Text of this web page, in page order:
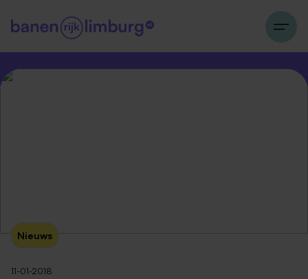
Nieuws
11-01-2018